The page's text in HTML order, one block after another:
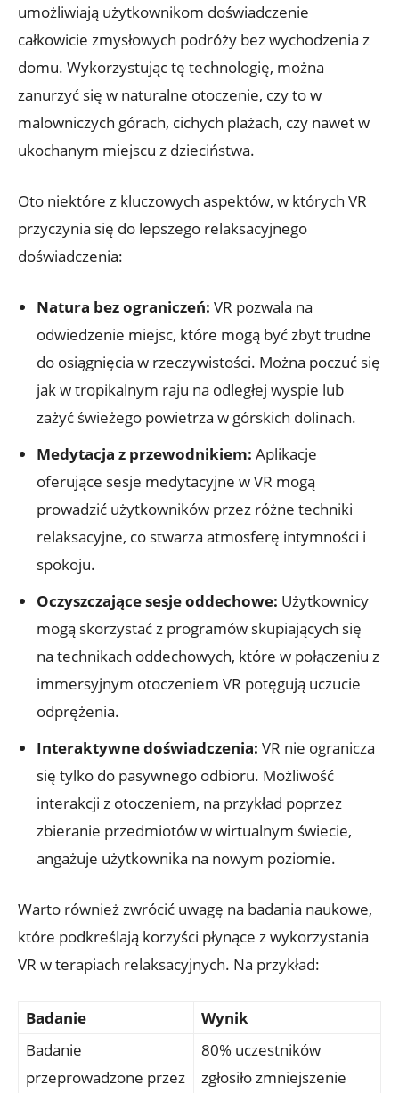
umożliwiają użytkownikom doświadczenie
całkowicie zmysłowych podróży bez wychodzenia z
domu. Wykorzystując tę technologię, można
zanurzyć się w naturalne otoczenie, czy to w
malowniczych górach, cichych plażach, czy nawet w
ukochanym miejscu z dzieciństwa.
Oto niektóre z kluczowych aspektów, w których VR
przyczynia się do lepszego relaksacyjnego
doświadczenia:
Natura bez ograniczeń: VR pozwala na
odwiedzenie miejsc, które mogą być zbyt trudne
do osiągnięcia w rzeczywistości. Można poczuć się
jak w tropikalnym raju na odległej wyspie lub
zażyć świeżego powietrza w górskich dolinach.
Medytacja z przewodnikiem: Aplikacje
oferujące sesje medytacyjne w VR mogą
prowadzić użytkowników przez różne techniki
relaksacyjne, co stwarza atmosferę intymności i
spokoju.
Oczyszczające sesje oddechowe: Użytkownicy
mogą skorzystać z programów skupiających się
na technikach oddechowych, które w połączeniu z
immersyjnym otoczeniem VR potęgują uczucie
odprężenia.
Interaktywne doświadczenia: VR nie ogranicza
się tylko do pasywnego odbioru. Możliwość
interakcji z otoczeniem, na przykład poprzez
zbieranie przedmiotów w wirtualnym świecie,
angażuje użytkownika na nowym poziomie.
Warto również zwrócić uwagę na badania naukowe,
które podkreślają korzyści płynące z wykorzystania
VR w terapiach relaksacyjnych. Na przykład:
Badanie
Wynik
Badanie
przeprowadzone przez
80% uczestników
zgłosiło zmniejszenie